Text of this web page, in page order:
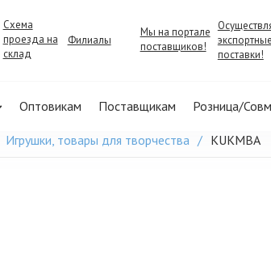
Схема
проезда на
склад
Филиалы
Мы на портале
поставщиков!
экспортные
поставки!
Оптовикам Поставщикам Розница/
Игрушки, товары для творчества KUKMBA